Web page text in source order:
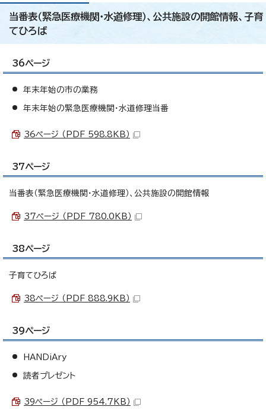
当番表（緊急医療機関・水道修理）、公共施設の開館情報、子育
てひろば
36ページ
年末年始の市の業務
年末年始の緊急医療機関・水道修理当番
36ページ （PDF 598.8KB）
37ページ
当番表（緊急医療機関・水道修理）、公共施設の開館情報
37ページ （PDF 780.0KB）
38ページ
子育てひろば
38ページ （PDF 888.9KB）
39ページ
HANDiAry
読者プレゼント
39ページ （PDF 954.7KB）